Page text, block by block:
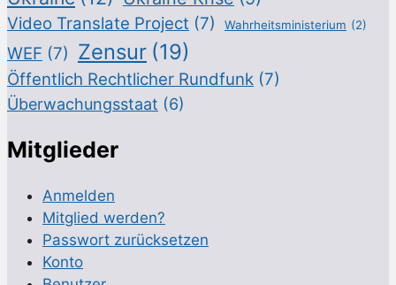
Video Translate Project (7) Wahrheitsministerium (2)
WEF (7) Zensur (19)
Öffentlich Rechtlicher Rundfunk (7)
Überwachungsstaat (6)
Mitglieder
Anmelden
Mitglied werden?
Passwort zurücksetzen
Konto